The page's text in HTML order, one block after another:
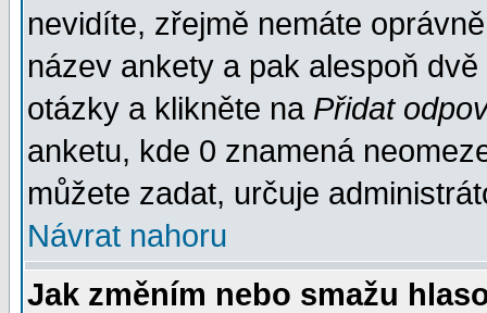
nevidíte, zřejmě nemáte
název ankety a pak alespoň
otázky a klikněte na Přidat
anketu, kde 0 znamená
můžete zadat, určuje
Návrat nahoru
Jak změním nebo smažu